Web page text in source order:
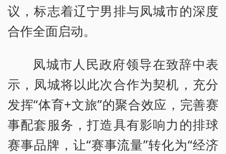
议，标志着辽宁男排与凤城市的深度
合作全面启动。
凤城市人民政府领导在致辞中表
示，凤城将以此次合作为契机，充分
发挥“体育+文旅”的聚合效应，完善赛
事配套服务，打造具有影响力的排球
赛事品牌，让“赛事流量”转化为“经济